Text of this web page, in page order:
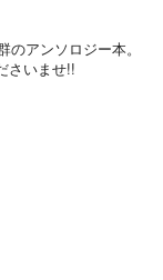
アンソロジー本。
さいませ!!